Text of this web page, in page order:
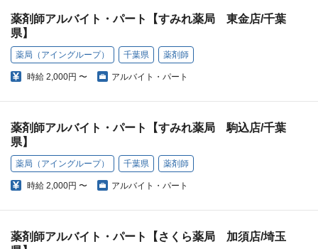
薬剤師アルバイト・パート【すみれ薬局 東金店/千葉
県】
薬局（アイングループ） 千葉県 薬剤師
時給 2,000円 〜 アルバイト・パート
薬剤師アルバイト・パート【すみれ薬局 駒込店/千葉
県】
薬局（アイングループ） 千葉県 薬剤師
時給 2,000円 〜 アルバイト・パート
薬剤師アルバイト・パート【さくら薬局 加須店/埼玉